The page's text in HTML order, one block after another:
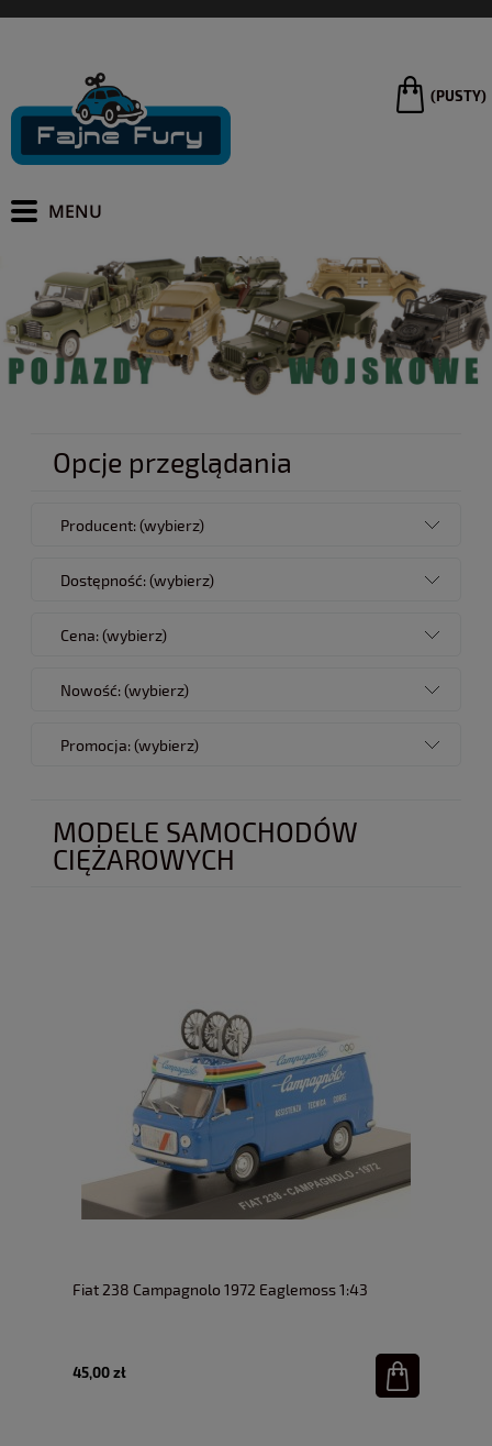
(PUSTY)
Opcje przeglądania
Producent: (wybierz)
Dostępność: (wybierz)
Cena: (wybierz)
Nowość: (wybierz)
Promocja: (wybierz)
MODELE SAMOCHODÓW
CIĘŻAROWYCH
Fiat 238 Campagnolo 1972 Eaglemoss 1:43
45,00 zł